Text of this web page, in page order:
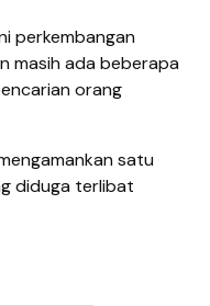
perkembangan
masih ada beberapa
orang
satu
diduga terlibat